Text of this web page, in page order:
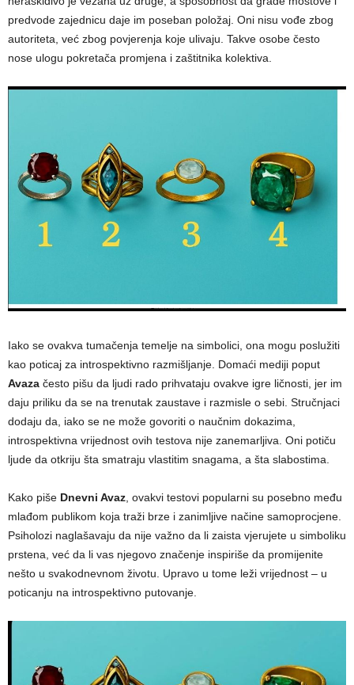
predvode zajednicu daje im poseban položaj. Oni nisu vođe zbog
autoriteta, već zbog povjerenja koje ulivaju. Takve osobe često
nose ulogu pokretača promjena i zaštitnika kolektiva.
Iako se ovakva tumačenja temelje na simbolici, ona mogu poslužiti
kao poticaj za introspektivno razmišljanje. Domaći mediji poput
Avaza često pišu da ljudi rado prihvataju ovakve igre ličnosti, jer im
daju priliku da se na trenutak zaustave i razmisle o sebi. Stručnjaci
dodaju da, iako se ne može govoriti o naučnim dokazima,
introspektivna vrijednost ovih testova nije zanemarljiva. Oni potiču
ljude da otkriju šta smatraju vlastitim snagama, a šta slabostima.
Kako piše Dnevni Avaz , ovakvi testovi popularni su posebno među
mlađom publikom koja traži brze i zanimljive načine samoprocjene.
Psiholozi naglašavaju da nije važno da li zaista vjerujete u simboliku
prstena, već da li vas njegovo značenje inspiriše da promijenite
nešto u svakodnevnom životu. Upravo u tome leži vrijednost – u
poticanju na introspektivno putovanje.